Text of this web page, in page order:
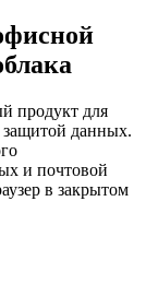
продукт для
защитой данных.
и почтовой
в закрытом